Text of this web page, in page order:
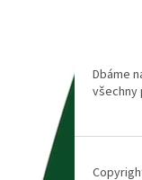
Dbáme
všechny